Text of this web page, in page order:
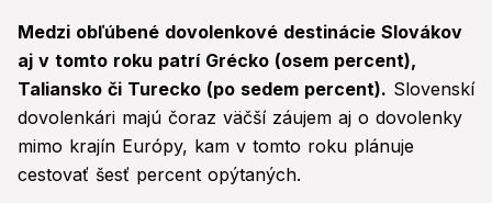
Medzi obľúbené dovolenkové destinácie Slovákov
aj v tomto roku patrí Grécko (osem percent),
Taliansko či Turecko (po sedem percent). Slovenskí
dovolenkári majú čoraz väčší záujem aj o dovolenky
mimo krajín Európy, kam v tomto roku plánuje
cestovať šesť percent opýtaných.